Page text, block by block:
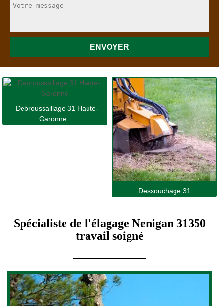
Debroussaillage 31 Haute-
Garonne
Dessouchage 31
Spécialiste de l'élagage Nenigan 31350
travail soigné